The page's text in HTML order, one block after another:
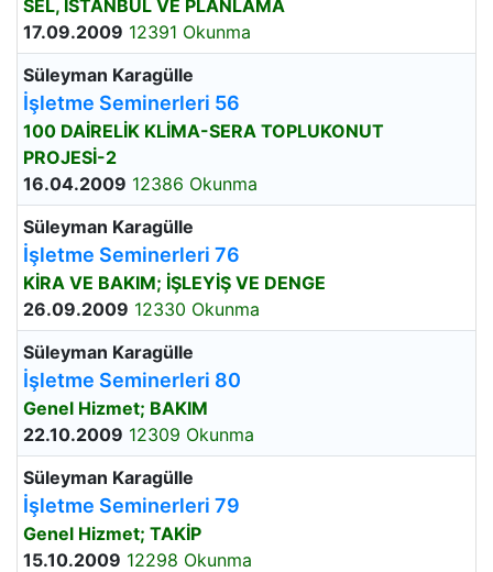
SEL, İSTANBUL VE PLANLAMA
17.09.2009 12391 Okunma
Süleyman Karagülle
İşletme Seminerleri 56
100 DAİRELİK KLİMA-SERA TOPLUKONUT
PROJESİ-2
16.04.2009 12386 Okunma
Süleyman Karagülle
İşletme Seminerleri 76
KİRA VE BAKIM; İŞLEYİŞ VE DENGE
26.09.2009 12330 Okunma
Süleyman Karagülle
İşletme Seminerleri 80
Genel Hizmet; BAKIM
22.10.2009 12309 Okunma
Süleyman Karagülle
İşletme Seminerleri 79
Genel Hizmet; TAKİP
15.10.2009 12298 Okunma